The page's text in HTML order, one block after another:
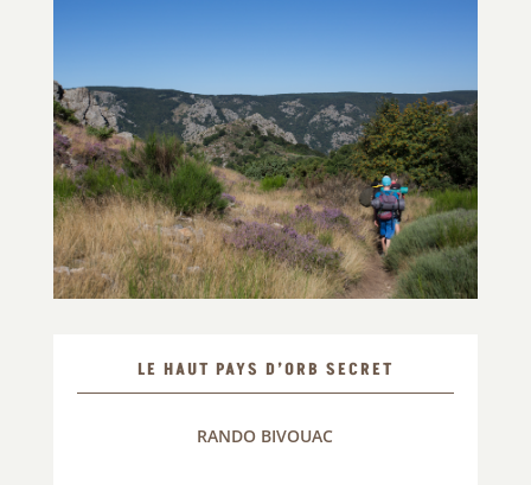
LE HAUT PAYS D’ORB SECRET
RANDO BIVOUAC